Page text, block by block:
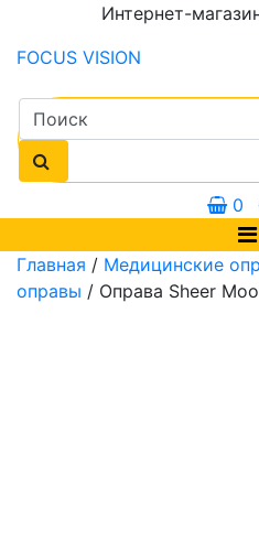
Интернет-
FOCUS VISION
0
Главная / Медицинские
оправы / Оправа Sheer